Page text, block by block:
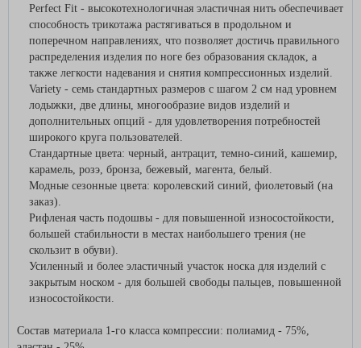
Perfect Fit - высокотехнологичная эластичная нить обеспечивает
способность трикотажа растягиваться в продольном и
поперечном направлениях, что позволяет достичь правильного
распределения изделия по ноге без образования складок, а
также легкости надевания и снятия компрессионных изделий.
Variety - семь стандартных размеров с шагом 2 см над уровнем
лодыжки, две длины, многообразие видов изделий и
дополнительных опций - для удовлетворения потребностей
широкого круга пользователей.
Стандартные цвета: черный, антрацит, темно-синий, кашемир,
карамель, розэ, бронза, бежевый, магента, белый.
Модные сезонные цвета: королевский синий, фиолетовый (на
заказ).
Рифленая часть подошвы - для повышенной износостойкости,
большей стабильности в местах наибольшего трения (не
скользит в обуви).
Усиленный и более эластичный участок носка для изделий с
закрытым носком - для большей свободы пальцев, повышенной
износостойкости.
Состав материала 1-го класса компрессии: полиамид - 75%,